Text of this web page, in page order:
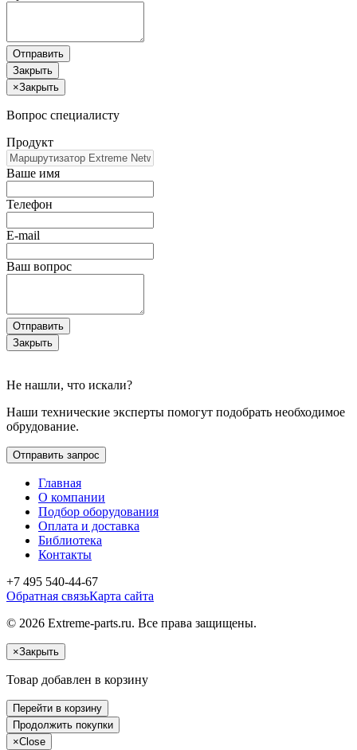
Отправить
Закрыть
×Закрыть
Вопрос специалисту
Продукт
Ваше имя
Телефон
E-mail
Ваш вопрос
Отправить
Закрыть
Не нашли, что искали?
Наши технические эксперты помогут подобрать необходимое
обрудование.
Отправить запрос
Главная
О компании
Подбор оборудования
Оплата и доставка
Библиотека
Контакты
+7 495 540-44-67
Обратная связьКарта сайта
© 2026 Extreme-parts.ru. Все права защищены.
×Закрыть
Товар добавлен в корзину
Перейти в корзину
Продолжить покупки
×Close